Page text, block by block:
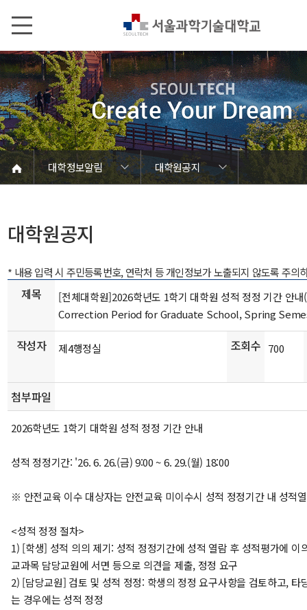
대학정보알림
대학원공지
대학정보알림
정보공개
정보서비스안내
온라인민원센터
청렴행정
갑질신고센터
유실물 센터
SEOULTECH광장
대학공지사항
학사공지
장학공지
대학원공지
취업공지
대학입찰
채용정보
공모/외부행사
등록금심의위원회
코로나바이러스19 대응안내
재정위원회
대학원공지
* 내용 입력 시 주민등록번호, 연락처 등 개인정보가 노출되지 않도록 주의
제목
[전체대학원]2026학년도 1학기 대학원 성적 정정 기간 안
Correction Period for Graduate School, Spring
작성자 제4행정실 조회수 700
첨부파일
2026학년도 1학기 대학원 성적 정정 기간 안내
성적 정정기간: '26. 6. 26.(금) 9:00 ~ 6. 29.(월) 18:00
※ 안전교육 이수 대상자는 안전교육 미이수시 성적 정정기간 내 성적
<성적 정정 절차>
1) [학생] 성적 의의 제기: 성적 정정기간에 성적 열람 후 성적평가에 이
교과목 담당교원에 서면 등으로 의견을 제출, 정정 요구
2) [담당교원] 검토 및 성적 정정: 학생의 정정 요구사항을 검토하고, 타
는 경우에는 성적 정정